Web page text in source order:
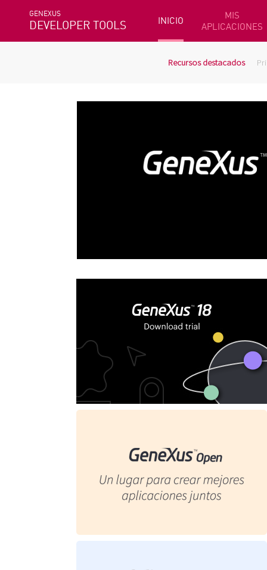
GENEXUS
DEVELOPER TOOLS INICIO
MIS
APLICACIONES
Recursos destacados